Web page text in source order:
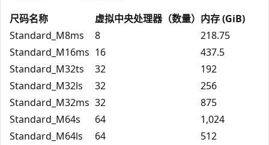
尺码名称
虚拟中央处理器（数量） 内存 (GiB)
Standard_M8ms
8
218.75
Standard_M16ms 16
437.5
Standard_M32ts
32
192
Standard_M32ls
32
256
Standard_M32ms 32
875
Standard_M64s
64
1,024
Standard_M64ls
64
512